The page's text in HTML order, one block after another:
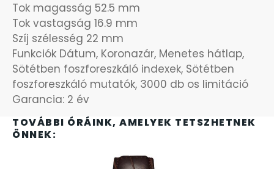
TOVÁBBI ÓRÁINK, AMELYEK TETSZHETNEK
ÖNNEK:
Tok magasság 52.5 mm
Tok vastagság 16.9 mm
Szíj szélesség 22 mm
Funkciók Dátum, Koronazár, Menetes hátlap,
Sötétben foszforeszkáló indexek, Sötétben
foszforeszkáló mutatók, 3000 db os limitáció
Garancia: 2 év
POLICE
PULSAR
SANTA BARBARA
SECTOR